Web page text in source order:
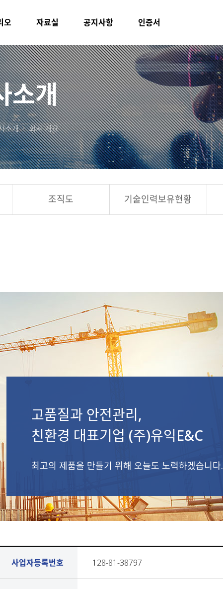
오 자료실 공지사항 인증서
소개
소개 회사 개요
조직도 기술인력보유현황
고품질과 안전관리,
친환경 대표기업 (주)유익E&C
최고의 제품을 만들기 위해 오늘도 노력하겠습니다.
사업자등록번호 128-81-38797